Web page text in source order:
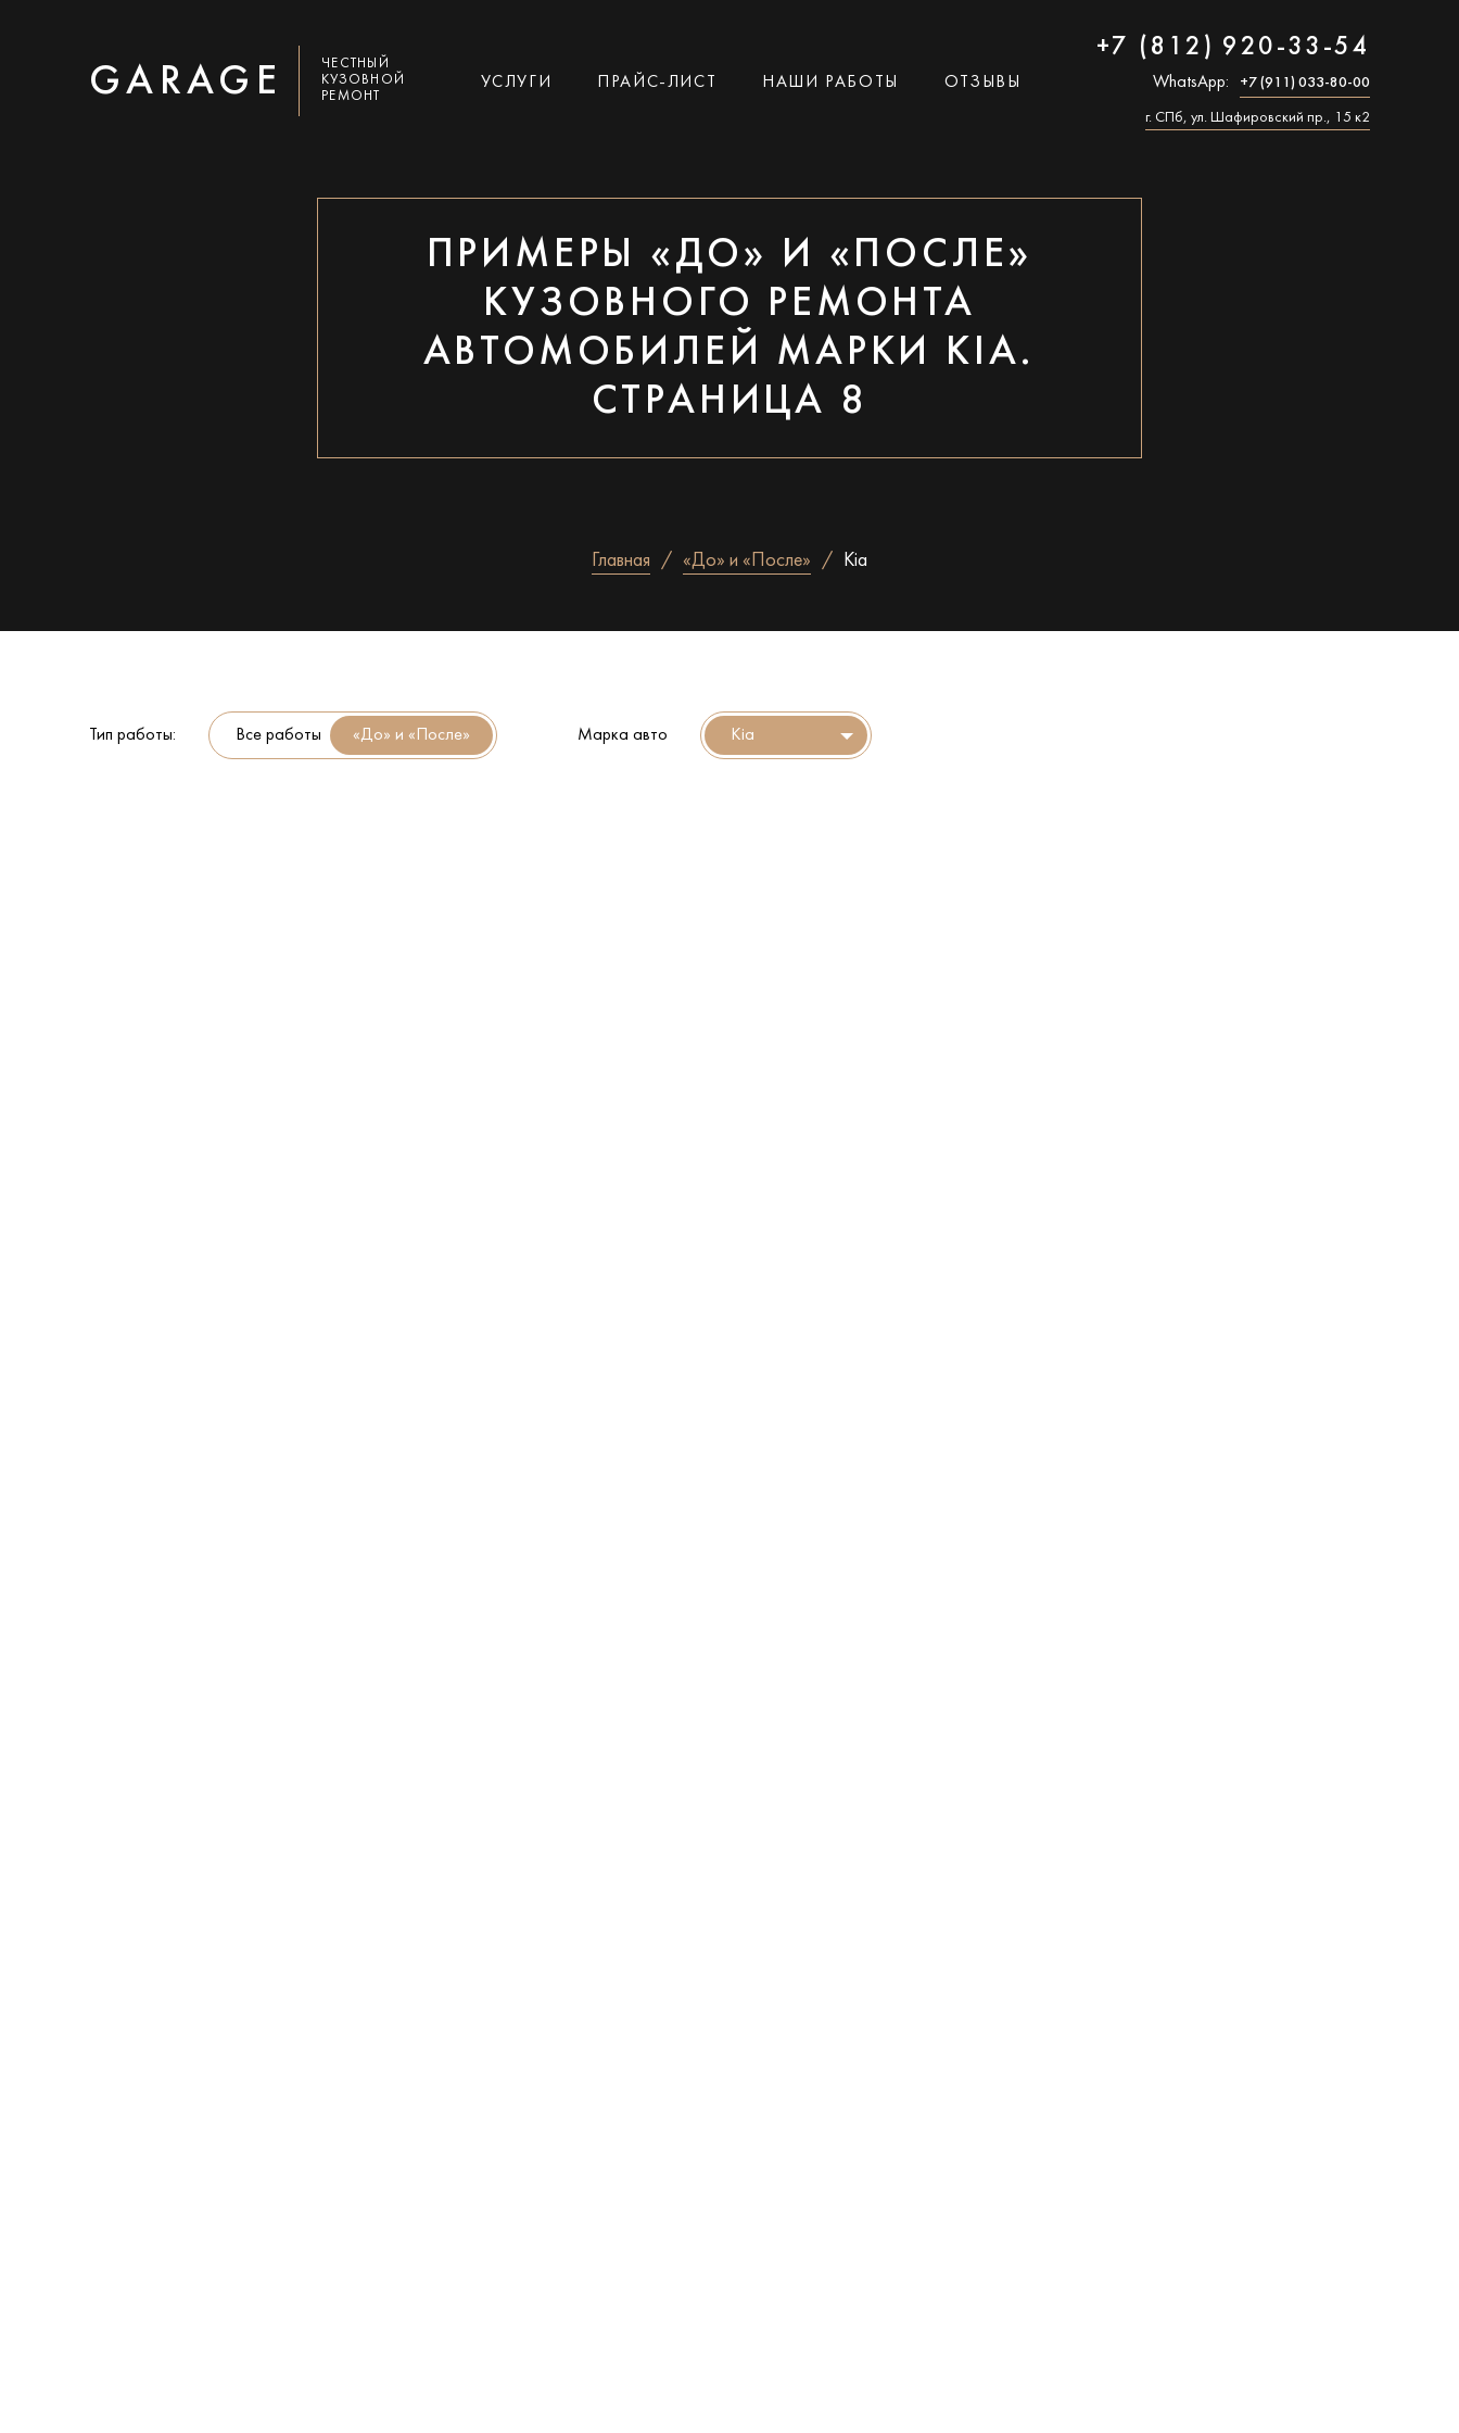
GARAGE
ЧЕСТНЫЙ
КУЗОВНОЙ
РЕМОНТ
УСЛУГИ ПРАЙС-ЛИСТ НАШИ РАБОТЫ ОТЗЫВЫ
+7 (812) 920-33-54
WhatsApp: +7 (911) 033-80-00
г. СПб, ул. Шафировский пр., 15 к2
ПРИМЕРЫ «ДО» И «ПОСЛЕ»
КУЗОВНОГО РЕМОНТА
АВТОМОБИЛЕЙ МАРКИ KIA.
СТРАНИЦА 8
Главная «До» и «После» Kia
Тип работы: Все работы Марка авто Kia